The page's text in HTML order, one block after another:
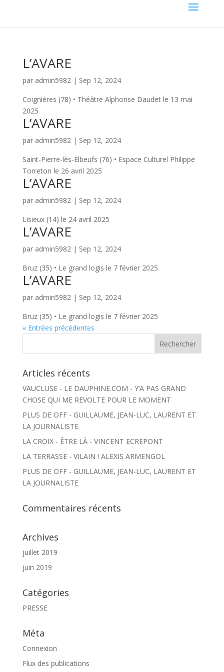
L’AVARE
par admin5982| Sep 12, 2024
Coignières (78) • Théâtre Alphonse Daudet le 13 mai
2025
L’AVARE
par admin5982| Sep 12, 2024
Saint-Pierre-lès-Elbeufs (76) • Espace Culturel Philippe
Torreton le 26 avril 2025
L’AVARE
par admin5982| Sep 12, 2024
Lisieux (14) le 24 avril 2025
L’AVARE
par admin5982| Sep 12, 2024
Bruz (35) • Le grand logis le 7 février 2025
L’AVARE
par admin5982| Sep 12, 2024
Bruz (35) • Le grand logis le 7 février 2025
« Entrées précédentes
Articles récents
VAUCLUSE - LE DAUPHINE.COM - Y’A PAS GRAND
CHOSE QUI ME REVOLTE POUR LE MOMENT
PLUS DE OFF - GUILLAUME, JEAN-LUC, LAURENT ET
LA JOURNALISTE
LA CROIX - ÊTRE LÀ - VINCENT ECREPONT
LA TERRASSE - VILAIN ! ALEXIS ARMENGOL
PLUS DE OFF - GUILLAUME, JEAN-LUC, LAURENT ET
LA JOURNALISTE
Commentaires récents
Archives
juillet 2019
juin 2019
Catégories
PRESSE
Méta
Connexion
Flux des publications